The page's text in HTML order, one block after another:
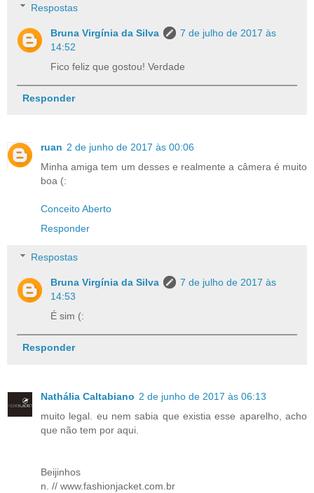
Respostas
Bruna Virgínia da Silva
7 de julho de 2017 às
14:52
Fico feliz que gostou! Verdade
Responder
ruan 2 de junho de 2017 às 00:06
Minha amiga tem um desses e realmente a câmera é muito
boa (:
Conceito Aberto
Responder
Respostas
Bruna Virgínia da Silva
7 de julho de 2017 às
14:53
É sim (:
Responder
Nathália Caltabiano 2 de junho de 2017 às 06:13
muito legal. eu nem sabia que existia esse aparelho, acho
que não tem por aqui.
Beijinhos
n. // www.fashionjacket.com.br